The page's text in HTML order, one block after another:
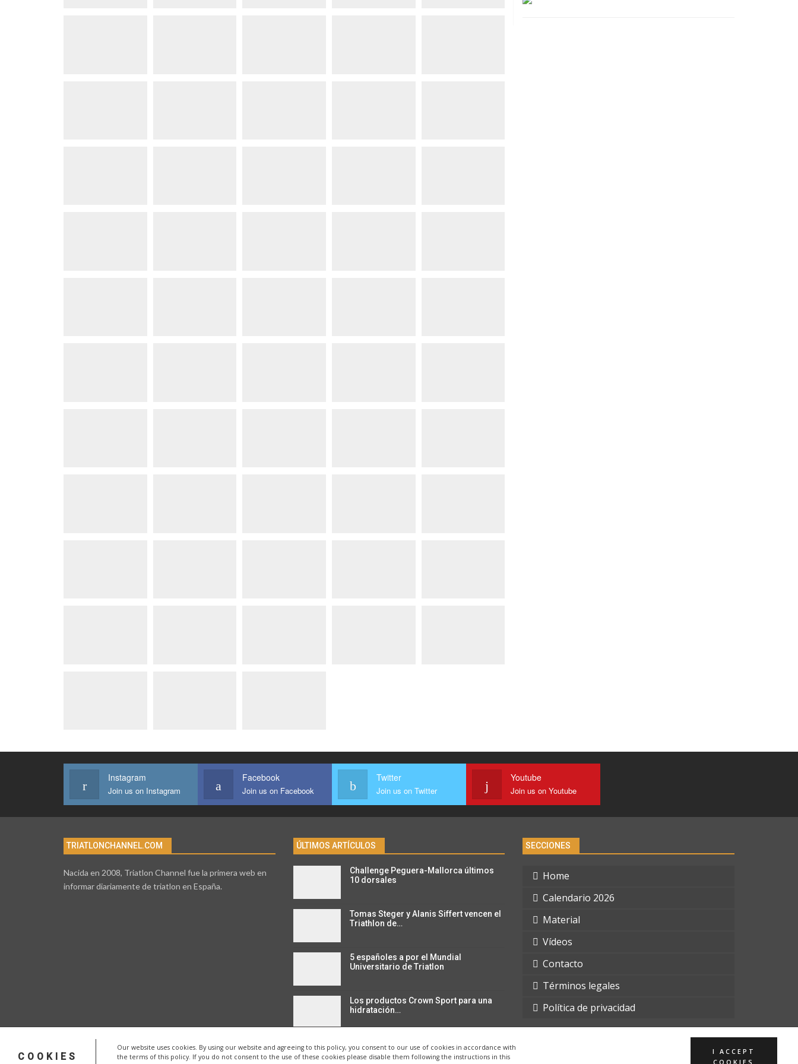
COOKIES
Our website uses cookies. By using our website and agreeing to this policy, you consent to our use of cookies in accordance with
the terms of this policy. If you do not consent to the use of these cookies please disable them following the instructions in this
I ACCEPT
COOKIES
Instagram
Join us on Instagram
Facebook
Join us on Facebook
Twitter
Join us on Twitter
Youtube
Join us on Youtube
TRIATLONCHANNEL.COM
Nacida en 2008, Triatlon Channel fue la primera web en
informar diariamente de triatlon en España.
ÚLTIMOS ARTÍCULOS
Challenge Peguera-Mallorca últimos
10 dorsales
Tomas Steger y Alanis Siffert vencen el
Triathlon de…
5 españoles a por el Mundial
Universitario de Triatlon
Los productos Crown Sport para una
hidratación…
SECCIONES
Home
Calendario 2026
Material
Vídeos
Contacto
Términos legales
Política de privacidad